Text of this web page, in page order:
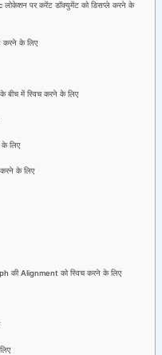
पर करेंट डॉक्युमेंट को डिसप्ले करने के
करने के लिए
में स्विच करने के लिए
लिए
के लिए
की Alignment को स्विच करने के लिए